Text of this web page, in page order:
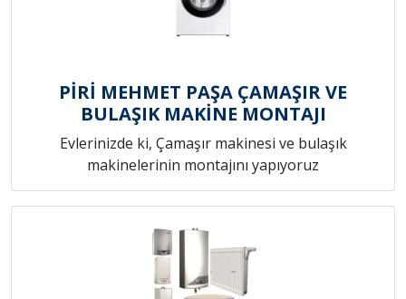
PİRİ MEHMET PAŞA ÇAMAŞIR VE
BULAŞIK MAKİNE MONTAJI
Evlerinizde ki, Çamaşır makinesi ve bulaşık
makinelerinin montajını yapıyoruz